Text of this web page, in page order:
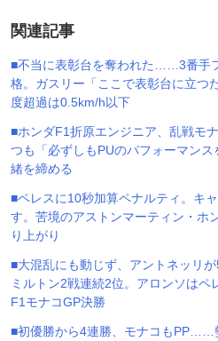
関連記事
■不当に表彰台を奪われた……3番手
格。ガスリー「ここで表彰台に立
度超過は0.5km/h以下
■ホンダF1折原エンジニア、乱戦モ
つも「必ずしもPUのパフォーマン
緒を締める
■ペレスに10秒加算ペナルティ。キ
す。苦境のアストンマーティン・ホ
り上がり
■大混乱にも動じず、アントネッリ
ミルトン2戦連続2位。アロンソはペ
F1モナコGP決勝
■初優勝から4連勝、モナコもPP……